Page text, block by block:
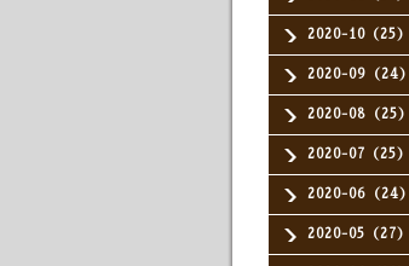
2020-10（25）
2020-09（24）
2020-08（25）
2020-07（25）
2020-06（24）
2020-05（27）